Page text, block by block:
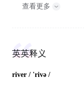
查看更多
英英释义
river / 'rivə /